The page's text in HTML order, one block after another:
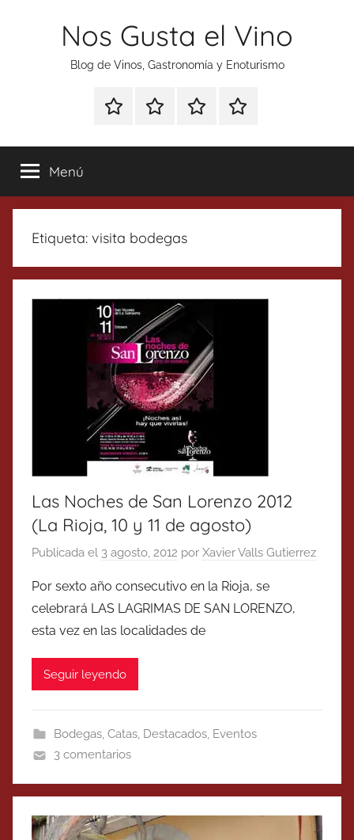
Nos Gusta el Vino
Blog de Vinos, Gastronomía y Enoturismo
Especial
Tonics
Enoturismo
Gastronomía
RankingContacto
Menú
Etiqueta: visita bodegas
Las Noches de San Lorenzo 2012
(La Rioja, 10 y 11 de agosto)
Publicada el 3 agosto, 2012 por Xavier Valls Gutierrez
Por sexto año consecutivo en la Rioja, se
celebrará LAS LAGRIMAS DE SAN LORENZO,
esta vez en las localidades de
Seguir leyendo
Bodegas, Catas, Destacados, Eventos
3 comentarios